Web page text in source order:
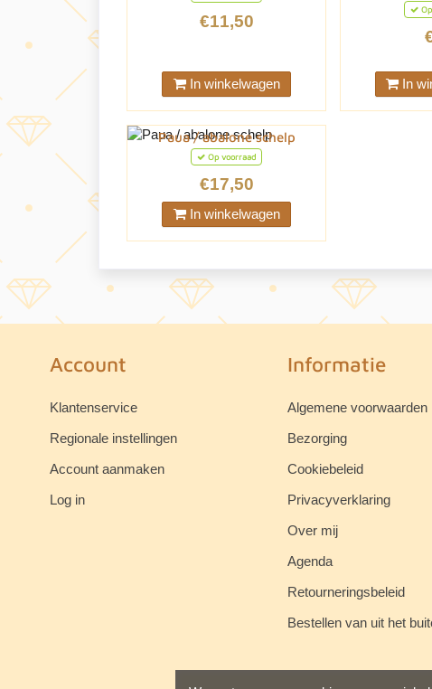
€11,50
In winkelwagen
Op
In
Paua / abalone schelp
Op voorraad
€17,50
In winkelwagen
Account
Klantenservice
Regionale instellingen
Account aanmaken
Log in
Informatie
Algemene voorwaarden
Bezorging
Cookiebeleid
Privacyverklaring
Over mij
Agenda
Retourneringsbeleid
Bestellen van uit het